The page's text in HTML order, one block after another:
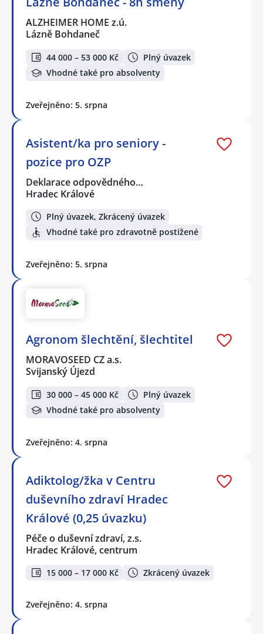
ALZHEIMER HOME z.ú.
Lázně Bohdaneč
44 000 – 53 000 Kč
Plný úvazek
Vhodné také pro absolventy
Zveřejněno: 5. srpna
Asistent/ka pro seniory -
pozice pro OZP
Deklarace odpovědného…
Hradec Králové
Plný úvazek, Zkrácený úvazek
Vhodné také pro zdravotně postižené
Zveřejněno: 5. srpna
Agronom šlechtění, šlechtitel
MORAVOSEED CZ a.s.
Svijanský Újezd
30 000 – 45 000 Kč
Plný úvazek
Vhodné také pro absolventy
Zveřejněno: 4. srpna
Adiktolog/žka v Centru
duševního zdraví Hradec
Králové (0,25 úvazku)
Péče o duševní zdraví, z.s.
Hradec Králové, centrum
15 000 – 17 000 Kč Zkrácený úvazek
Zveřejněno: 4. srpna